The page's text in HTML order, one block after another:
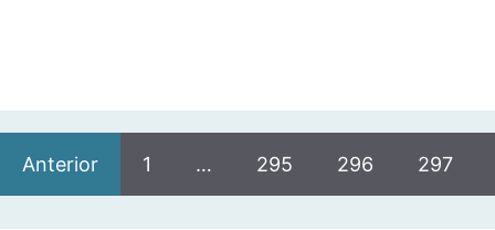
Anterior 1 … 295 296 297